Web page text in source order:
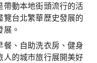
動本地街頭流行的活
台北繁華歷史發展的
。
、自助洗衣房、健身
人的城市旅行展開美好